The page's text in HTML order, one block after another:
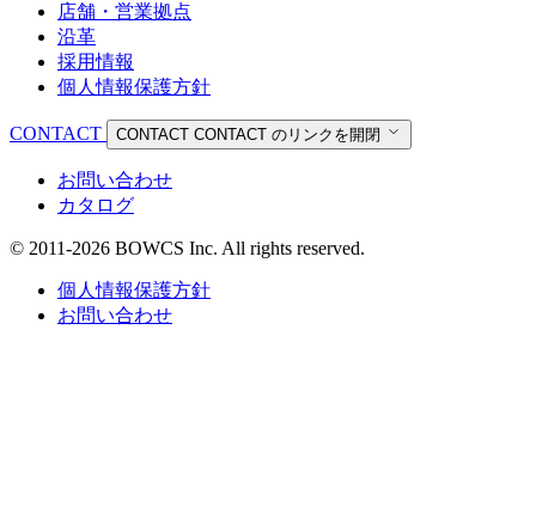
店舗・営業拠点
沿革
採用情報
個人情報保護方針
CONTACT CONTACT CONTACT のリンクを開閉
お問い合わせ
カタログ
© 2011-2026 BOWCS Inc. All rights reserved.
個人情報保護方針
お問い合わせ